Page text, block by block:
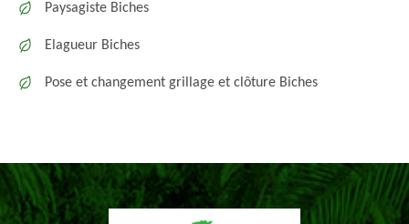
Paysagiste Biches
Elagueur Biches
Pose et changement grillage et clôture Biches